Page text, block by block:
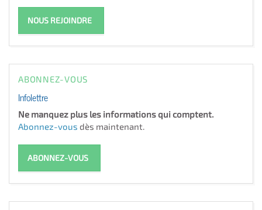
NOUS REJOINDRE
ABONNEZ-VOUS
Infolettre
Ne manquez plus les informations qui comptent.
Abonnez-vous dès maintenant.
ABONNEZ-VOUS